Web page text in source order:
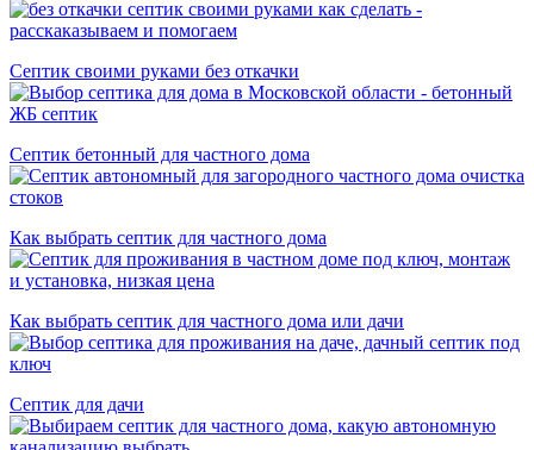
Септик своими руками без откачки
Септик бетонный для частного дома
Как выбрать септик для частного дома
Как выбрать септик для частного дома или дачи
Септик для дачи